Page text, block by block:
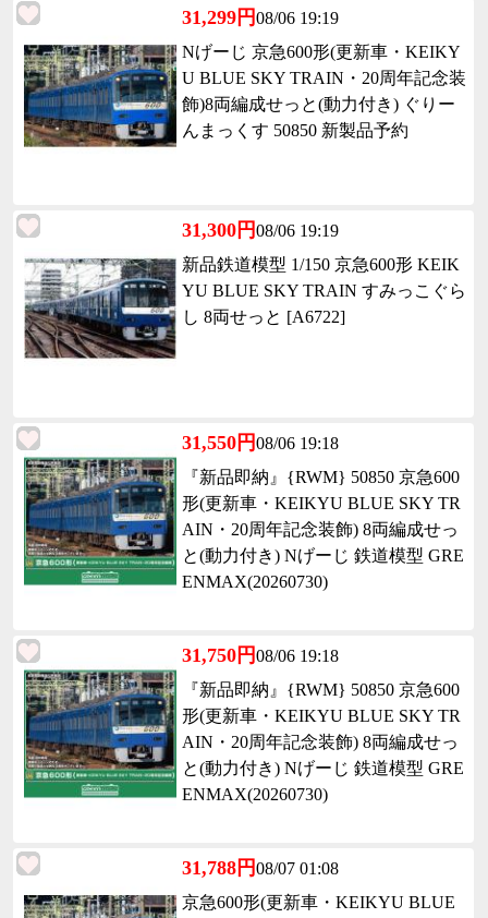
31,299円08/06 19:19
Nげーじ 京急600形(更新車・KEIKY
U BLUE SKY TRAIN・20周年記念装
飾)8両編成せっと(動力付き) ぐりー
んまっくす 50850 新製品予約
31,300円08/06 19:19
新品鉄道模型 1/150 京急600形 KEIK
YU BLUE SKY TRAIN すみっこぐら
し 8両せっと [A6722]
31,550円08/06 19:18
『新品即納』{RWM} 50850 京急600
形(更新車・KEIKYU BLUE SKY TR
AIN・20周年記念装飾) 8両編成せっ
と(動力付き) Nげーじ 鉄道模型 GRE
ENMAX(20260730)
31,750円08/06 19:18
『新品即納』{RWM} 50850 京急600
形(更新車・KEIKYU BLUE SKY TR
AIN・20周年記念装飾) 8両編成せっ
と(動力付き) Nげーじ 鉄道模型 GRE
ENMAX(20260730)
31,788円08/07 01:08
京急600形(更新車・KEIKYU BLUE